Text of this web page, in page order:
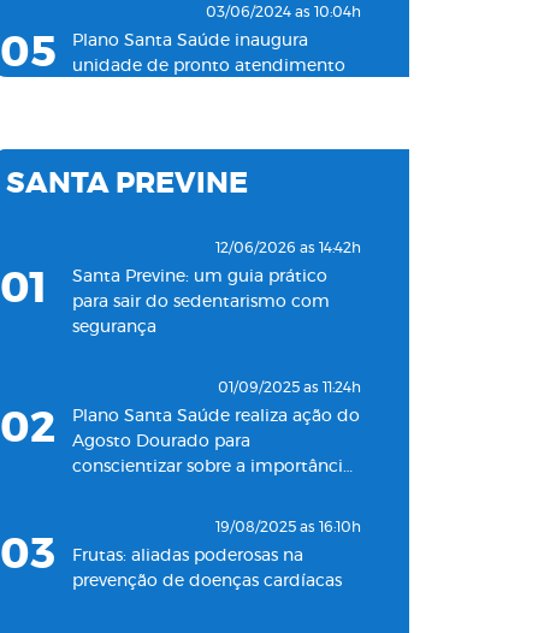
05
03/06/2024 as 10:04h
Plano Santa Saúde inaugura
unidade de pronto atendimento
06
19/11/2022 as 09:53h
Plano Santa Saúde inaugura
Clínica Santa Saúde inaugurará
08
Santa Saúde Consultas inaugura
nova unidade de coleta
SANTA PREVINE
01
12/06/2026 as 14:42h
Santa Previne: um guia prático
para sair do sedentarismo com
segurança
02
01/09/2025 as 11:24h
Plano Santa Saúde realiza ação do
Agosto Dourado para
conscientizar sobre a importância
03
19/08/2025 as 16:10h
Frutas: aliadas poderosas na
prevenção de doenças cardíacas